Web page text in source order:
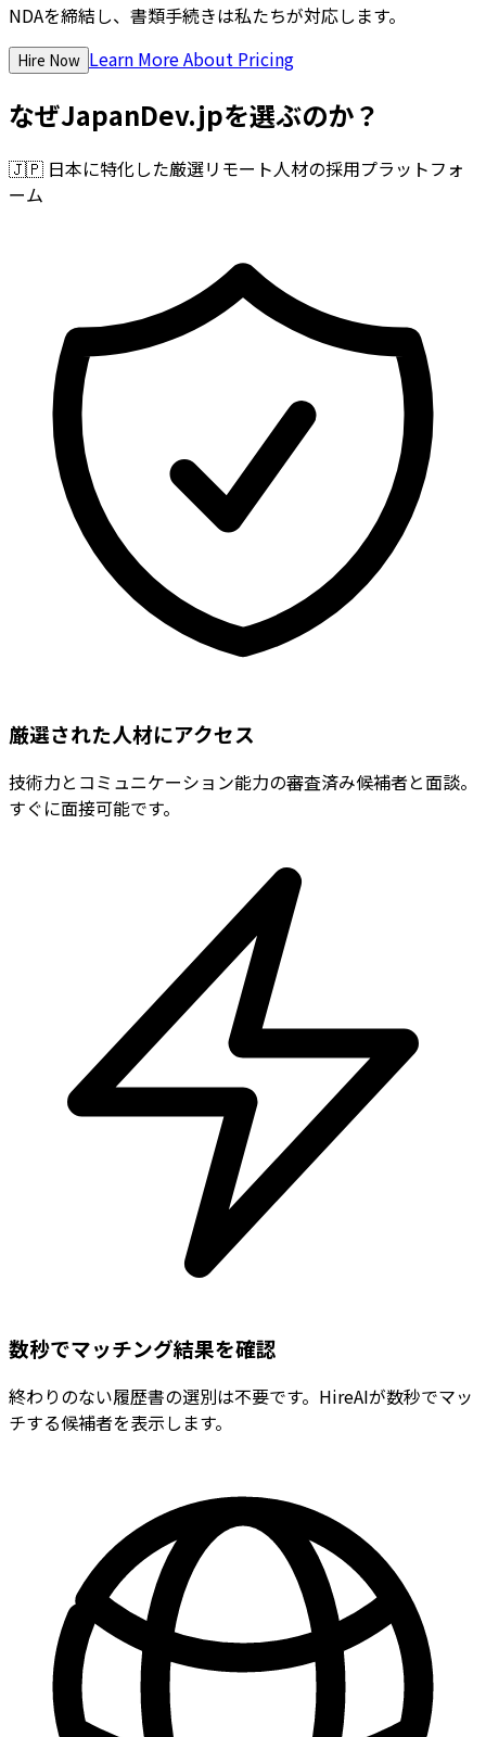
NDAを締結し、書類手続きは私たちが対応します。
Hire Now Learn More About Pricing
なぜJapanDev.jpを選ぶのか？
🇯🇵 日本に特化した厳選リモート人材の採用プラットフォ
ーム
厳選された人材にアクセス
技術力とコミュニケーション能力の審査済み候補者と面談。
すぐに面接可能です。
数秒でマッチング結果を確認
終わりのない履歴書の選別は不要です。HireAIが数秒でマッ
チする候補者を表示します。